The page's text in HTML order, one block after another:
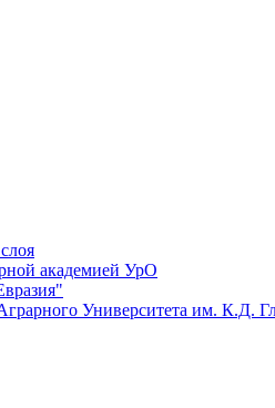
академией УрО
Университета им. К.Д.